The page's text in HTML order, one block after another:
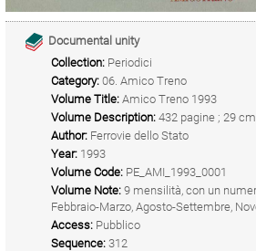
Documental unity
Collection: Periodici
Category: 06. Amico Treno
Volume Title: Amico Treno 1993
Volume Description: 432 pagine ; 29 cm
Author: Ferrovie dello Stato
Year: 1993
Volume Code: PE_AMI_1993_0001
Volume Note: 9 mensilità, con un
Febbraio-Marzo, Agosto-Settembre,
Access: Pubblico
Sequence: 312